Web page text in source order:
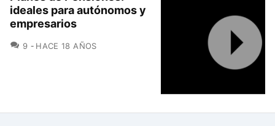
ideales para autónomos y
empresarios
9 COMENTARIOS
HACE 18 AÑOS